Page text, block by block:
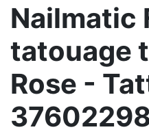
Nailmatic
tatouage
Rose -